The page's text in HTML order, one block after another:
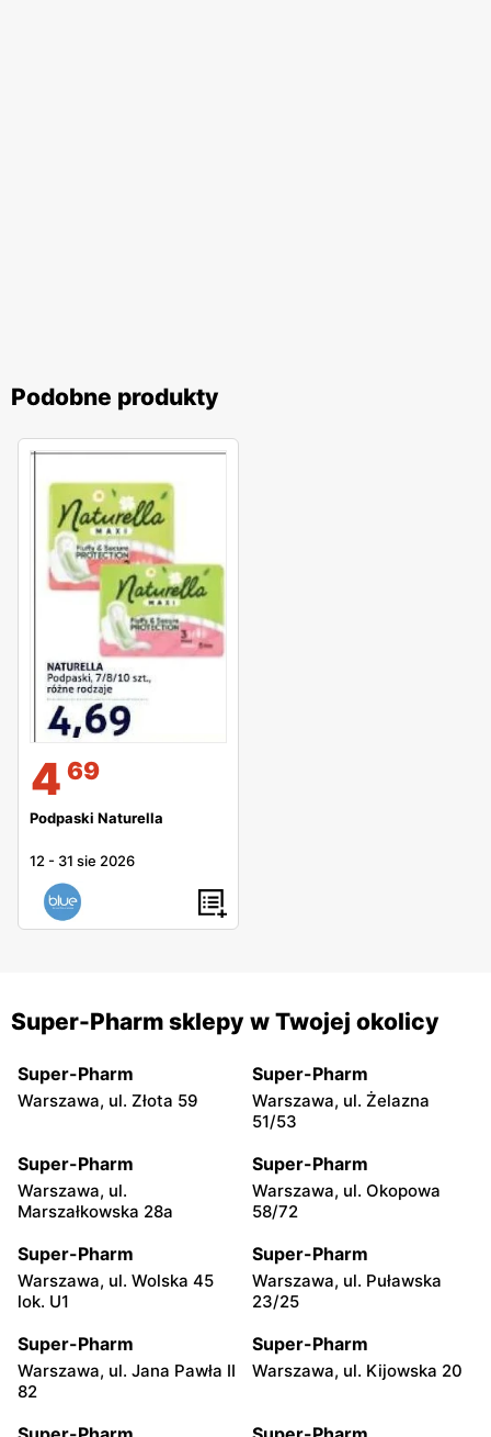
Podobne produkty
4 69
Podpaski Naturella
12 - 31 sie 2026
Super-Pharm sklepy w Twojej okolicy
Super-Pharm
Warszawa, ul. Złota 59
Super-Pharm
Warszawa, ul. Żelazna
51/53
Super-Pharm
Warszawa, ul.
Marszałkowska 28a
Super-Pharm
Warszawa, ul. Okopowa
58/72
Super-Pharm
Warszawa, ul. Wolska 45
lok. U1
Super-Pharm
Warszawa, ul. Puławska
23/25
Super-Pharm
Warszawa, ul. Jana Pawła II
82
Super-Pharm
Warszawa, ul. Kijowska 20